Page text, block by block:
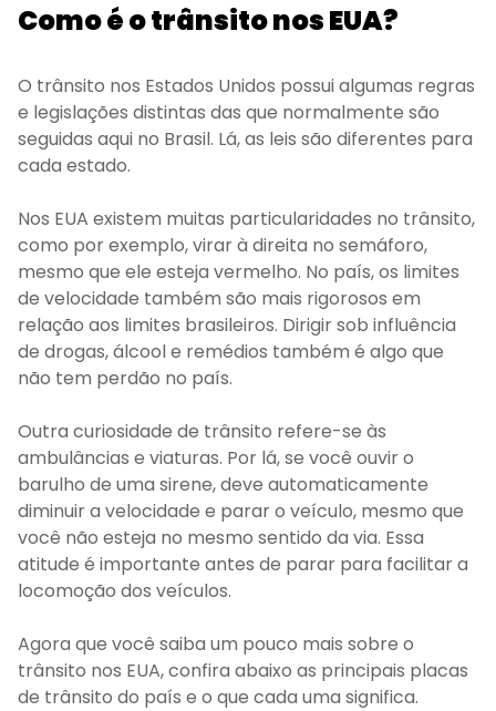
Como é o trânsito nos EUA?
O trânsito nos Estados Unidos possui algumas regras
e legislações distintas das que normalmente são
seguidas aqui no Brasil. Lá, as leis são diferentes para
cada estado.
Nos EUA existem muitas particularidades no trânsito,
como por exemplo, virar à direita no semáforo,
mesmo que ele esteja vermelho. No país, os limites
de velocidade também são mais rigorosos em
relação aos limites brasileiros. Dirigir sob influência
de drogas, álcool e remédios também é algo que
não tem perdão no país.
Outra curiosidade de trânsito refere-se às
ambulâncias e viaturas. Por lá, se você ouvir o
barulho de uma sirene, deve automaticamente
diminuir a velocidade e parar o veículo, mesmo que
você não esteja no mesmo sentido da via. Essa
atitude é importante antes de parar para facilitar a
locomoção dos veículos.
Agora que você saiba um pouco mais sobre o
trânsito nos EUA, confira abaixo as principais placas
de trânsito do país e o que cada uma significa.